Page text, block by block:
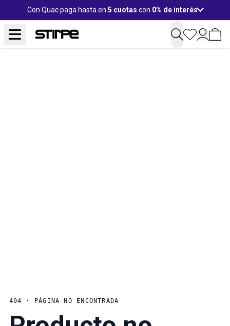
Con Quac paga hasta en 5 cuotas con 0% de interés
404 · PÁGINA NO ENCONTRADA